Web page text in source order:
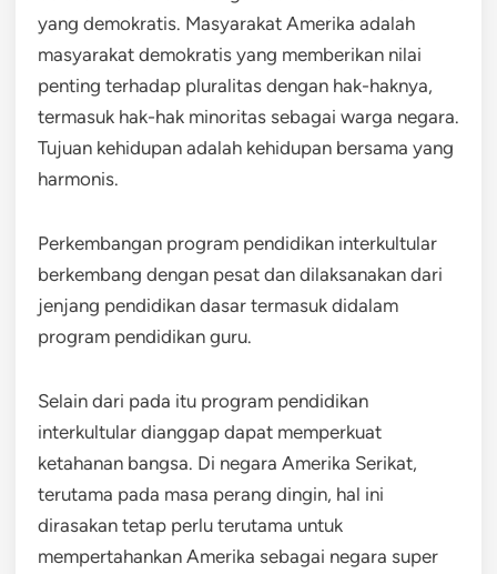
yang demokratis. Masyarakat Amerika adalah
masyarakat demokratis yang memberikan nilai
penting terhadap pluralitas dengan hak-haknya,
termasuk hak-hak minoritas sebagai warga negara.
Tujuan kehidupan adalah kehidupan bersama yang
harmonis.
Perkembangan program pendidikan interkultular
berkembang dengan pesat dan dilaksanakan dari
jenjang pendidikan dasar termasuk didalam
program pendidikan guru.
Selain dari pada itu program pendidikan
interkultular dianggap dapat memperkuat
ketahanan bangsa. Di negara Amerika Serikat,
terutama pada masa perang dingin, hal ini
dirasakan tetap perlu terutama untuk
mempertahankan Amerika sebagai negara super